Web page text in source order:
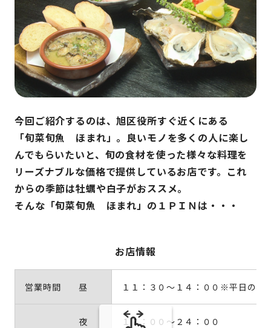
今回ご紹介するのは、旭区役所すぐ近くにある
「旬菜旬魚 ほまれ」。良いモノを多くの人に楽し
んでもらいたいと、旬の食材を使った様々な料理を
リーズナブルな価格で提供しているお店です。これ
からの季節は牡蠣や白子がおススメ。
そんな「旬菜旬魚 ほまれ」の１ＰＩＮは・・・
お店情報
営業時間 昼 １１：３０～１４：００※平日のみ
夜
１７：００～２４：００